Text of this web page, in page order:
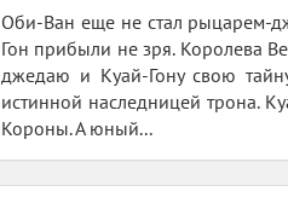
Оби-Ван еще не стал рыцарем-
Гон прибыли не зря. Королева
джедаю и Куай-Гону свою
истинной наследницей трона.
Короны. А юный...